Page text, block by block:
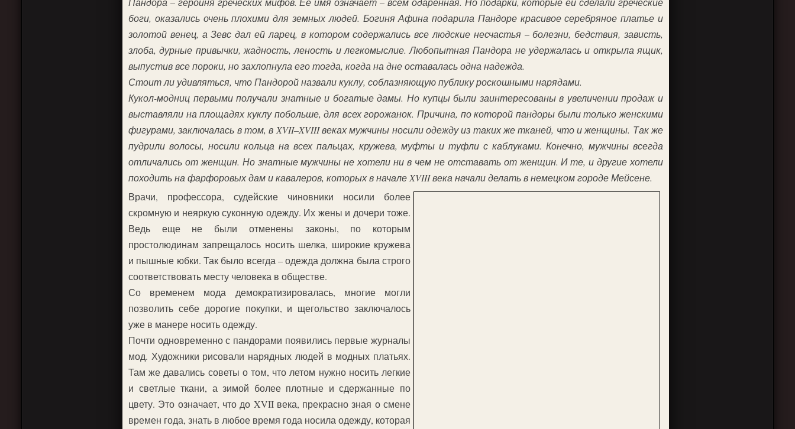
боги, оказались очень плохими для земных людей. Богиня Афина подарила Пандоре красивое серебряное платье и
золотой венец, а Зевс дал ей ларец, в котором содержались все людские несчастья – болезни, бедствия, зависть,
злоба, дурные привычки, жадность, леность и легкомыслие. Любопытная Пандора не удержалась и открыла ящик,
выпустив все пороки, но захлопнула его тогда, когда на дне оставалась одна надежда.
Стоит ли удивляться, что Пандорой назвали куклу, соблазняющую публику роскошными нарядами.
Кукол-модниц первыми получали знатные и богатые дамы. Но купцы были заинтересованы в увеличении продаж и
выставляли на площадях куклу побольше, для всех горожанок. Причина, по которой пандоры были только женскими
фигурами, заключалась в том, в XVII–XVIII веках мужчины носили одежду из таких же тканей, что и женщины. Так же
пудрили волосы, носили кольца на всех пальцах, кружева, муфты и туфли с каблуками. Конечно, мужчины всегда
отличались от женщин. Но знатные мужчины не хотели ни в чем не отставать от женщин. И те, и другие хотели
походить на фарфоровых дам и кавалеров, которых в начале XVIII века начали делать в немецком городе Мейсене.
Врачи, профессора, судейские чиновники носили более
скромную и неяркую суконную одежду. Их жены и дочери тоже.
Ведь еще не были отменены законы, по которым
простолюдинам запрещалось носить шелка, широкие кружева
и пышные юбки. Так было всегда – одежда должна была строго
соответствовать месту человека в обществе.
Со временем мода демократизировалась, многие могли
позволить себе дорогие покупки, и щегольство заключалось
уже в манере носить одежду.
Почти одновременно с пандорами появились первые журналы
мод. Художники рисовали нарядных людей в модных платьях.
Там же давались советы о том, что летом нужно носить легкие
и светлые ткани, а зимой более плотные и сдержанные по
цвету. Это означает, что до XVII века, прекрасно зная о смене
времен года, знать в любое время года носила одежду, которая